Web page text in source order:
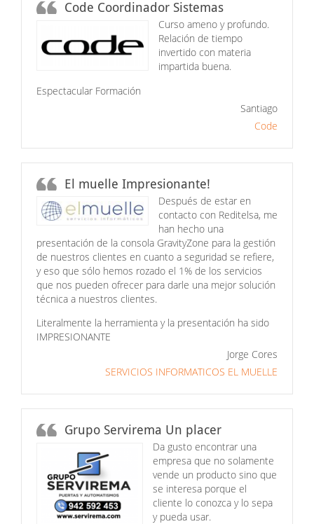
Code Coordinador Sistemas
Curso ameno y profundo.
Relación de tiempo
invertido con materia
impartida buena.
Espectacular Formación
Santiago
Code
El muelle Impresionante!
Después de estar en
contacto con Reditelsa, me
han hecho una
presentación de la consola GravityZone para la gestión
de nuestros clientes en cuanto a seguridad se refiere,
y eso que sólo hemos rozado el 1% de los servicios
que nos pueden ofrecer para darle una mejor solución
técnica a nuestros clientes.
Literalmente la herramienta y la presentación ha sido
IMPRESIONANTE
Jorge Cores
SERVICIOS INFORMATICOS EL MUELLE
Grupo Servirema Un placer
Da gusto encontrar una
empresa que no solamente
vende un producto sino que
se interesa porque el
cliente lo conozca y lo sepa
y pueda usar.